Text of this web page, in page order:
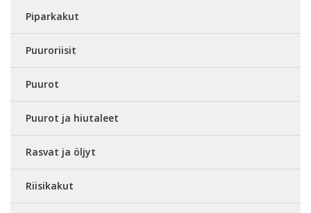
Piparkakut
Puuroriisit
Puurot
Puurot ja hiutaleet
Rasvat ja öljyt
Riisikakut